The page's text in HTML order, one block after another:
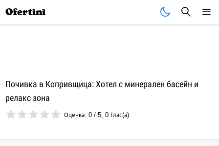
Ofertini
Почивка в Копривщица: Хотел с минерален басейн и
релакс зона
Оценка:0 /5,0 Глас(а)